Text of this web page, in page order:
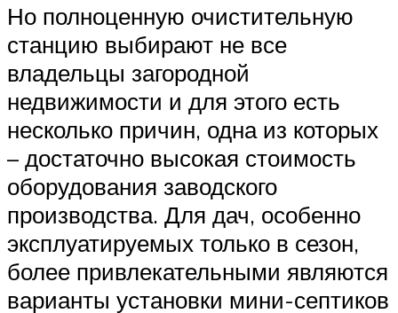
Но полноценную очистительную
станцию выбирают не все
владельцы загородной
недвижимости и для этого есть
несколько причин, одна из которых
– достаточно высокая стоимость
оборудования заводского
производства. Для дач, особенно
эксплуатируемых только в сезон,
более привлекательными являются
варианты установки мини-септиков